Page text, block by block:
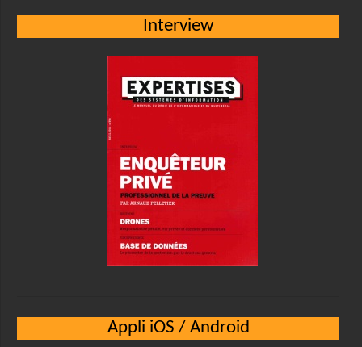
Interview
Appli iOS / Android